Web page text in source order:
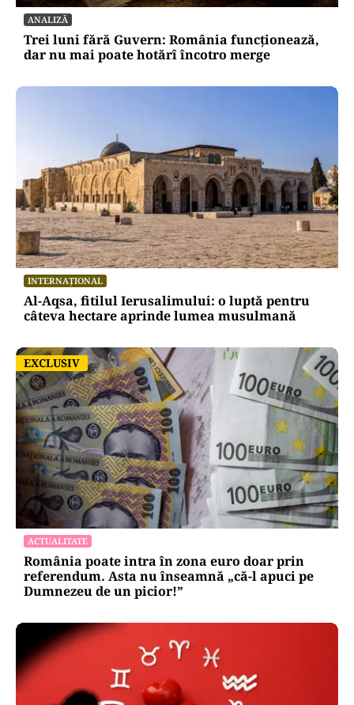
ANALIZĂ
Trei luni fără Guvern: România funcționează,
dar nu mai poate hotărî încotro merge
INTERNAȚIONAL
Al-Aqsa, fitilul Ierusalimului: o luptă pentru
câteva hectare aprinde lumea musulmană
EXCLUSIV
EXCLUSIV
ACTUALITATE
România poate intra în zona euro doar prin
referendum. Asta nu înseamnă „că-l apuci pe
Dumnezeu de un picior!”